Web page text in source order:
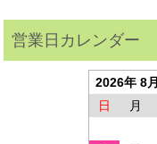
2026年 8月
日
月